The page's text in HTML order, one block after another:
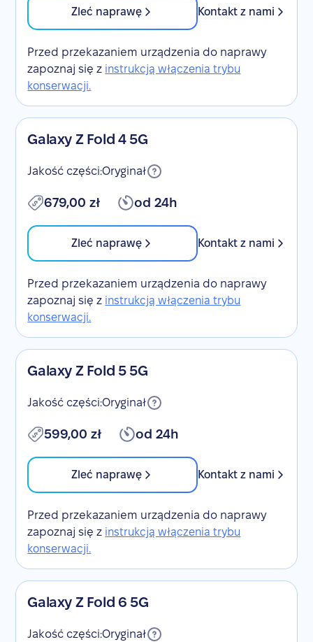
Zleć naprawę Kontakt z nami
Przed przekazaniem urządzenia do naprawy
zapoznaj się z instrukcją włączenia trybu
konserwacji.
Galaxy Z Fold 4 5G
Jakość części:Oryginał
679,00 zł od 24h
Zleć naprawę Kontakt z nami
Przed przekazaniem urządzenia do naprawy
zapoznaj się z instrukcją włączenia trybu
konserwacji.
Galaxy Z Fold 5 5G
Jakość części:Oryginał
599,00 zł od 24h
Zleć naprawę Kontakt z nami
Przed przekazaniem urządzenia do naprawy
zapoznaj się z instrukcją włączenia trybu
konserwacji.
Galaxy Z Fold 6 5G
Jakość części:Oryginał